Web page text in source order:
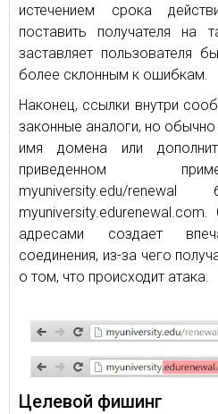
истечением срока
поставить получателя на
заставляет пользователя
более склонным к ошибкам.
Наконец, ссылки внутри
законные аналоги, но
имя домена или
приведенном
myuniversity.edu/
адресами создает
соединения, из-за чего
о том, что происходит атака.
Целевой фишинг